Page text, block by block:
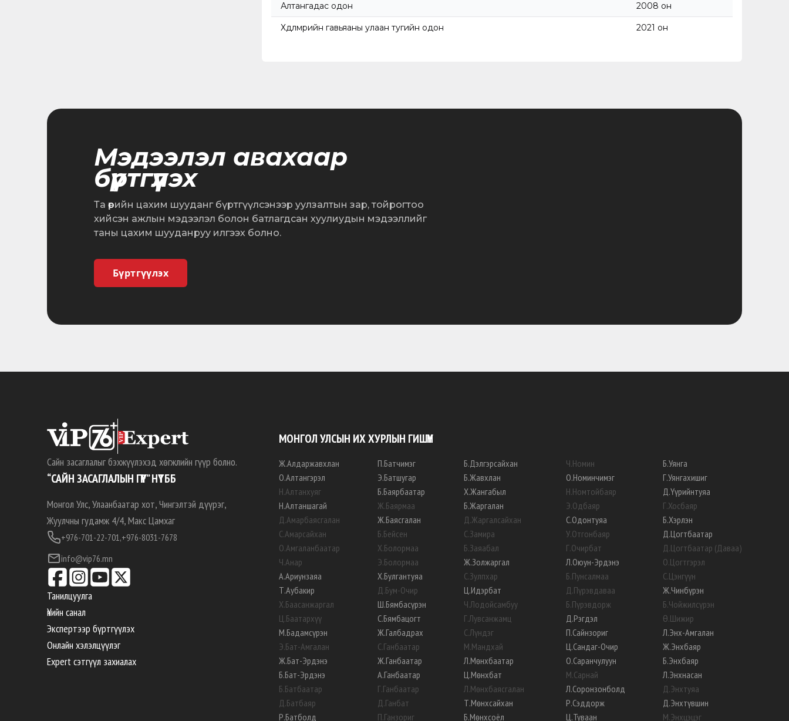
Алтангадас одон 2008 он
Хөдөлмөрийн гавьяаны улаан тугийн одон 2021 он
Мэдээлэл авахаар
бүртгүүлэх
Та өөрийн цахим шууданг бүртгүүлсэнээр уулзалтын зар, тойрогтоо
хийсэн ажлын мэдээлэл болон батлагдсан хуулиудын мэдээллийг
таны цахим шууданруу илгээх болно.
Бүртгүүлэх
Сайн засаглалыг бэхжүүлэхэд хөгжлийн гүүр болно.
“САЙН ЗАСАГЛАЛЫН ГҮҮР” НҮТББ
Монгол Улс, Улаанбаатар хот, Чингэлтэй дүүрэг,
Жуулчны гудамж 4/4, Макс Цамхаг
+976-701-22-701,+976-8031-7678
info@vip76.mn
Танилцуулга
Үнийн санал
Экспертээр бүртгүүлэх
Онлайн хэлэлцүүлэг
Expert сэтгүүл захиалах
МОНГОЛ УЛСЫН ИХ ХУРЛЫН ГИШҮҮН
Ж.Алдаржавхлан
О.Алтангэрэл
Н.Алтанхуяг
Н.Алтаншагай
Д.Амарбаясгалан
С.Амарсайхан
О.Амгаланбаатар
Ч.Анар
А.Ариунзаяа
Т.Аубакир
Х.Баасанжаргал
Ц.Баатархүү
М.Бадамсүрэн
Э.Бат-Амгалан
Ж.Бат-Эрдэнэ
Б.Бат-Эрдэнэ
Б.Батбаатар
Д.Батбаяр
Р.Батболд
П.Батчимэг
Э.Батшугар
Б.Баярбаатар
Ж.Баярмаа
Ж.Баясгалан
Б.Бейсен
Х.Болормаа
Э.Болормаа
Х.Булгантуяа
Д.Бум-Очир
Ш.Бямбасүрэн
С.Бямбацогт
Ж.Галбадрах
С.Ганбаатар
Ж.Ганбаатар
А.Ганбаатар
Г.Ганбаатар
Д.Ганбат
П.Ганзориг
Б.Дэлгэрсайхан
Б.Жавхлан
Х.Жангабыл
Б.Жаргалан
Д.Жаргалсайхан
С.Замира
Б.Заяабал
Ж.Золжаргал
С.Зулпхар
Ц.Идэрбат
Ч.Лодойсамбуу
Г.Лувсанжамц
С.Лүндэг
М.Мандхай
Л.Мөнхбаатар
Ц.Мөнхбат
Л.Мөнхбаясгалан
Т.Мөнхсайхан
Б.Мөнхсоёл
Ч.Номин
О.Номинчимэг
Н.Номтойбаяр
Э.Одбаяр
С.Одонтуяа
У.Отгонбаяр
Г.Очирбат
Л.Оюун-Эрдэнэ
Б.Пунсалмаа
Д.Пүрэвдаваа
Б.Пүрэвдорж
Д.Рэгдэл
П.Сайнзориг
Ц.Сандаг-Очир
О.Саранчулуун
М.Сарнай
Л.Соронзонболд
Р.Сэддорж
Ц.Туваан
Б.Уянга
Г.Уянгахишиг
Д.Үүрийнтуяа
Г.Хосбаяр
Б.Хэрлэн
Д.Цогтбаатар
Д.Цогтбаатар (Даваа)
О.Цогтгэрэл
С.Цэнгүүн
Ж.Чинбүрэн
Б.Чойжилсүрэн
Ө.Шижир
Л.Энх-Амгалан
Ж.Энхбаяр
Б.Энхбаяр
Л.Энхнасан
Д.Энхтуяа
Д.Энхтүвшин
М.Энхцэцэг